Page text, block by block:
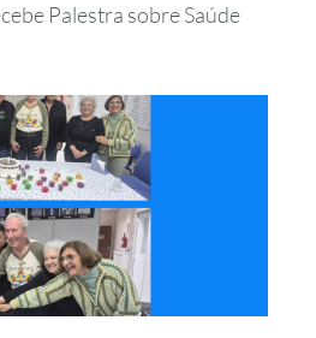
Palestra sobre Saúde